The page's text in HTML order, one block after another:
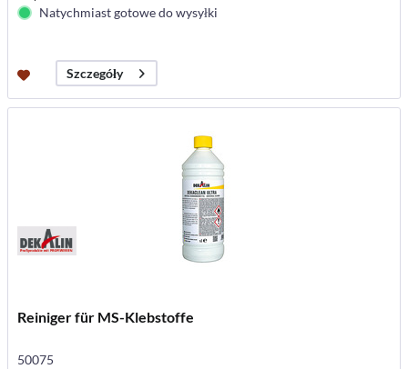
Natychmiast gotowe do wysyłki
Szczegóły
Reiniger für MS-Klebstoffe
50075